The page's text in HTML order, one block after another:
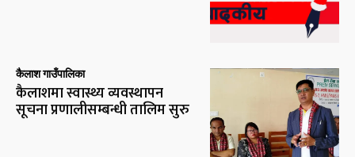
कैलाश गाउँपालिका
कैलाशमा स्वास्थ्य व्यवस्थापन
सूचना प्रणालीसम्बन्धी तालिम सुरु